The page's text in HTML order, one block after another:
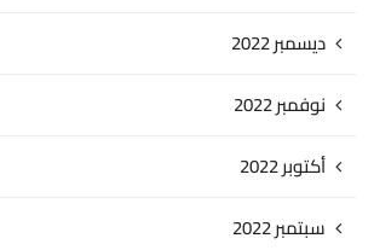
ديسمبر 2022
نوفمبر 2022
أكتوبر 2022
سبتمبر 2022